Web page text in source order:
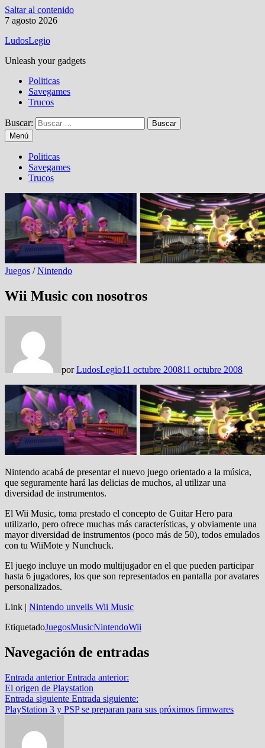
Saltar al contenido
7 agosto 2026
LudosLegio
Unleash your gadgets
Politicas
Savegames
Trucos
Buscar:
Menú
Politicas
Savegames
Trucos
Juegos /Nintendo
Wii Music con nosotros
porLudosLegio11 octubre 200811 octubre 2008
Nintendo acabá de presentar el nuevo juego orientado a la música,
que seguramente hará las delicias de muchos, al utilizar una
diversidad de instrumentos.
El Wii Music, toma prestado el concepto de Guitar Hero para
utilizarlo, pero ofrece muchas más características, y obviamente una
mayor diversidad de instrumentos (poco más de 50), todos emulados
con tu WiiMote y Nunchuck.
El juego incluye un modo multijugador en el que pueden participar
hasta 6 jugadores, los que son representados en pantalla por avatares
personalizados.
Link | Nintendo unveils Wii Music
EtiquetadoJuegosMusicNintendoWii
Navegación de entradas
Entrada anterior Entrada anterior:
El origen de Playstation
Entrada siguiente Entrada siguiente:
PlayStation 3 y PSP se preparan para sus próximos firmwares